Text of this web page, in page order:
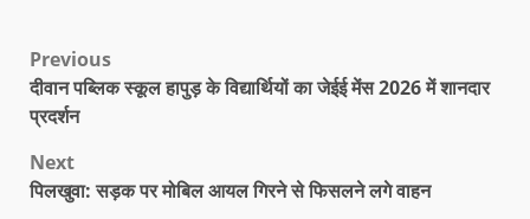
Previous
दीवान पब्लिक स्कूल हापुड़ के विद्यार्थियों का जेईई मेंस 2026 में शानदार
प्रदर्शन
Next
पिलखुवा: सड़क पर मोबिल आयल गिरने से फिसलने लगे वाहन